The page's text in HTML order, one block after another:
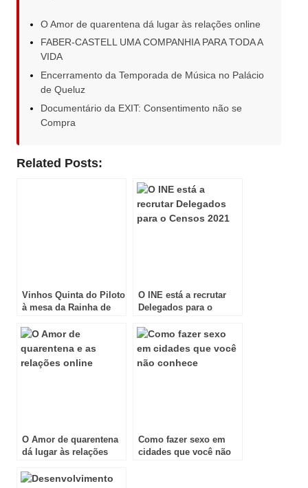
O Amor de quarentena dá lugar às relações online
FABER-CASTELL UMA COMPANHIA PARA TODA A
VIDA
Encerramento da Temporada de Música no Palácio
de Queluz
Documentário da EXIT: Consentimento não se
Compra
Related Posts:
Vinhos Quinta do Piloto
à mesa da Rainha de
O INE está a recrutar
Delegados para o
O Amor de quarentena
dá lugar às relações
Como fazer sexo em
cidades que você não